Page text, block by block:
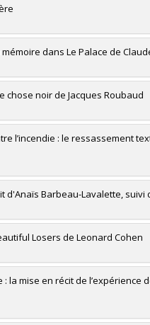
dans Le Palace de
noir de Jacques Roubaud
l’incendie : le ressassement
Barbeau-Lavalette, suivi
Losers de Leonard Cohen
mise en récit de l’expérience